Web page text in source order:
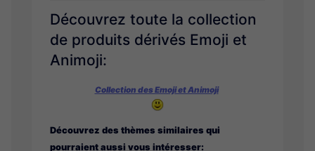
Découvrez toute la collection
de produits dérivés Emoji et
Animoji:
Collection des Emoji et Animoji
Découvrez des thèmes similaires qui
pourraient aussi vous intéresser: